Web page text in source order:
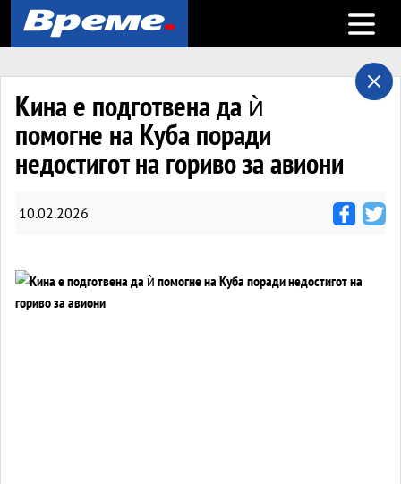
Open
Кина е подготвена да ѝ
помогне на Куба поради
недостигот на гориво за авиони
10.02.2026